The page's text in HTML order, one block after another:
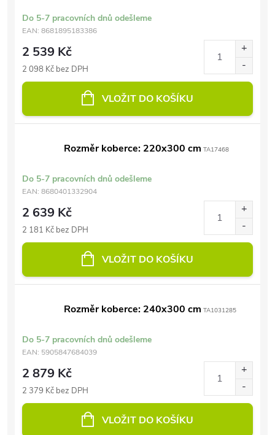
Do 5-7 pracovních dnů odešleme
EAN: 8681895183386
2 539 Kč
2 098 Kč bez DPH
VLOŽIT DO KOŠÍKU
Rozměr koberce: 220x300 cm TA17468
Do 5-7 pracovních dnů odešleme
EAN: 8680401332904
2 639 Kč
2 181 Kč bez DPH
VLOŽIT DO KOŠÍKU
Rozměr koberce: 240x300 cm TA1031285
Do 5-7 pracovních dnů odešleme
EAN: 5905847684039
2 879 Kč
2 379 Kč bez DPH
VLOŽIT DO KOŠÍKU